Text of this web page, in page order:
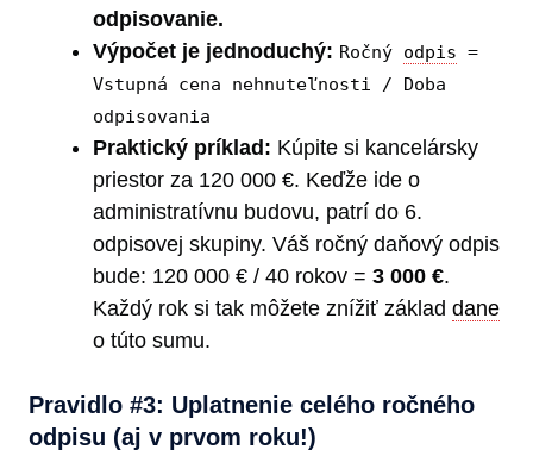
odpisovanie.
Výpočet je jednoduchý: Ročný odpis =
Vstupná cena nehnuteľnosti / Doba
odpisovania
Praktický príklad: Kúpite si kancelársky
priestor za 120 000 €. Keďže ide o
administratívnu budovu, patrí do 6.
odpisovej skupiny. Váš ročný daňový odpis
bude: 120 000 € / 40 rokov = 3 000 €.
Každý rok si tak môžete znížiť základ dane
o túto sumu.
Pravidlo #3: Uplatnenie celého ročného
odpisu (aj v prvom roku!)